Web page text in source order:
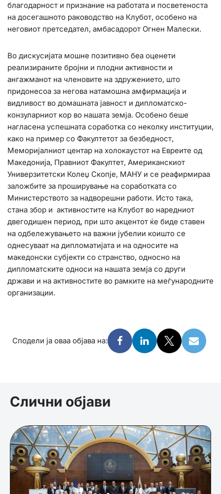
благодарност и признание на работата и посветеноста
на досегашното раководство на Клубот, особено на
неговиот претседател, амбасадорот Огнен Малески.
Во дискусијата мошне позитивно беа оценети
реализираните бројни и плодни активности и
ангажманот на членовите на здружението, што
придонесоа за негова натамошна амфирмација и
видливост во домашната јавност и дипломатско-
конзуларниот кор во нашата земја. Особено беше
нагласена успешната соработка со неколку институции,
како на пример со Факултетот за безбедност,
Меморијалниот центар на холокаустот на Евреите од
Македонија, Правниот Факултет, Американскиот
Универзитетски Колеџ Скопје, МАНУ и се реафирмираа
заложбите за проширување на соработката со
Министерството за надворешни работи. Исто така,
стана збор и активностите на Клубот во наредниот
двегодишен период, при што акцентот ќе биде ставен
на одбележувањето на важни јубелии коишто се
однесуваат на дипломатијата и на односите на
македонски субјекти со странство, односно на
дипломатските односи на нашата земја со други
држави и на активностите во рамките на меѓународните
организации.
Сподели ја оваа објава на:
Слични објави